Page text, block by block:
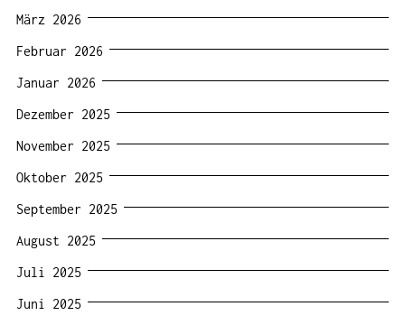
März 2026
Februar 2026
Januar 2026
Dezember 2025
November 2025
Oktober 2025
September 2025
August 2025
Juli 2025
Juni 2025